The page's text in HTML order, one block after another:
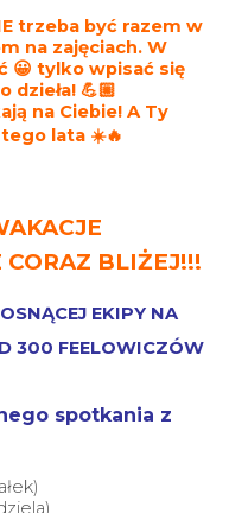
trzeba być razem w
na zajęciach. W
😀 tylko wpisać się
dzieła! 💪🏼
na Ciebie! A Ty
lata ☀️🔥
BLIŻEJ!!!
EKIPY NA
300 FEELOWICZÓW
spotkania z